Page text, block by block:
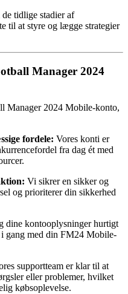
tidlige stadier af
til at styre og lægge strategier
Manager 2024
Manager 2024 Mobile-konto,
fordele: Vores konti er
fra dag ét med
Vi sikrer en sikker og
og prioriterer din sikkerhed
dine kontooplysninger hurtigt
gang med din FM24 Mobile-
supportteam er klar til at
eller problemer, hvilket
købsoplevelse.